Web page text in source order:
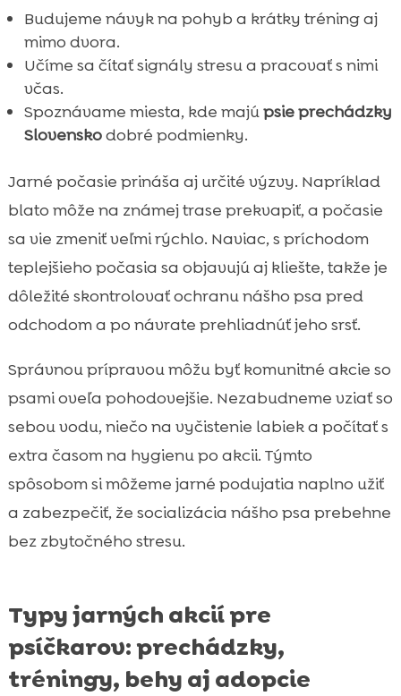
Budujeme návyk na pohyb a krátky tréning aj
mimo dvora.
Učíme sa čítať signály stresu a pracovať s nimi
včas.
Spoznávame miesta, kde majúpsie prechádzky
Slovenskodobré podmienky.
Jarné počasie prináša aj určité výzvy. Napríklad
blato môže na známej trase prekvapiť, a počasie
sa vie zmeniť veľmi rýchlo. Naviac, s príchodom
teplejšieho počasia sa objavujú aj kliešte, takže je
dôležité skontrolovať ochranu nášho psa pred
odchodom a po návrate prehliadnúť jeho srsť.
Správnou prípravou môžu byť komunitné akcie so
psami oveľa pohodovejšie. Nezabudneme vziať so
sebou vodu, niečo na vyčistenie labiek a počítať s
extra časom na hygienu po akcii. Týmto
spôsobom si môžeme jarné podujatia naplno užiť
a zabezpečiť, že socializácia nášho psa prebehne
bez zbytočného stresu.
Typy jarných akcií pre
psíčkarov: prechádzky,
tréningy, behy aj adopcie